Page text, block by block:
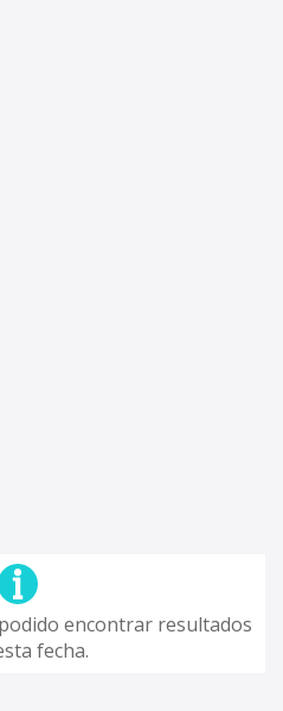
encontrar resultados
fecha.